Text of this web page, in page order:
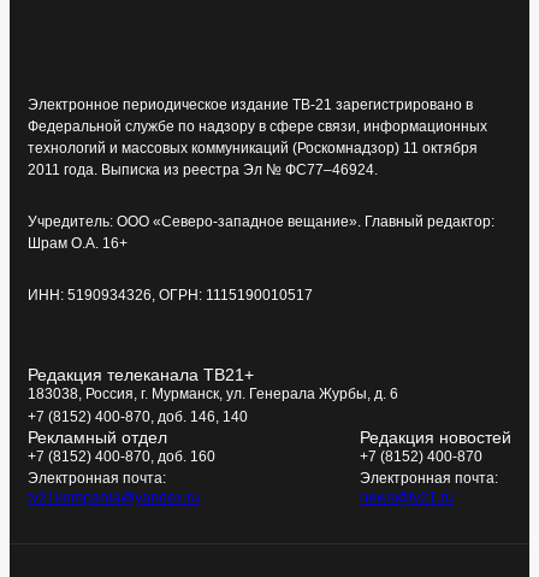
Электронное периодическое издание ТВ-21 зарегистрировано в
Федеральной службе по надзору в сфере связи, информационных
технологий и массовых коммуникаций (Роскомнадзор) 11 октября
2011 года. Выписка из реестра Эл № ФС77–46924.
Учредитель: ООО «Северо-западное вещание». Главный редактор:
Шрам О.А. 16+
ИНН: 5190934326, ОГРН: 1115190010517
Редакция телеканала ТВ21+
183038, Россия, г. Мурманск, ул. Генерала Журбы, д. 6
+7 (8152) 400-870, доб. 146, 140
Рекламный отдел
+7 (8152) 400-870, доб. 160
Электронная почта:
tv21kompania@yandex.ru
Редакция новостей
+7 (8152) 400-870
Электронная почта:
news@tv21.ru